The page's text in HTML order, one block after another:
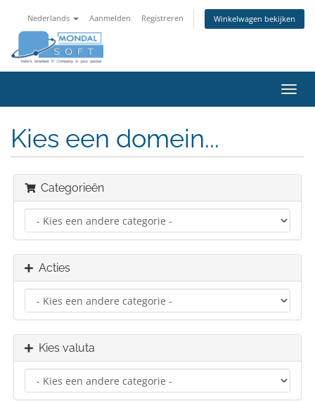
Nederlands Aanmelden Registreren Winkelwagen bekijken
in-/
Kies een domein...
Categorieën
Acties
Kies valuta